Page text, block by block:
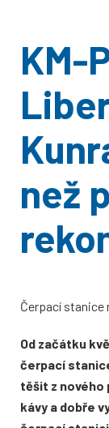
KM-
než
Čerpací stanice
Od začátku
čerpací
těšit z nového
kávy a dobře